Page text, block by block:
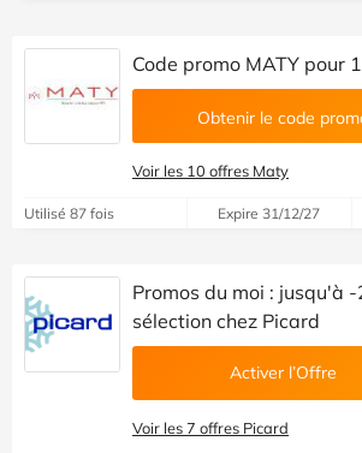
Code promo MATY pour
Obtenir le code
Voir les 10 offres Maty
Utilisé 87 fois Expire 31/12/27
Promos du moi : jusqu'à
sélection chez Picard
Activer l’Offre
Voir les 7 offres Picard